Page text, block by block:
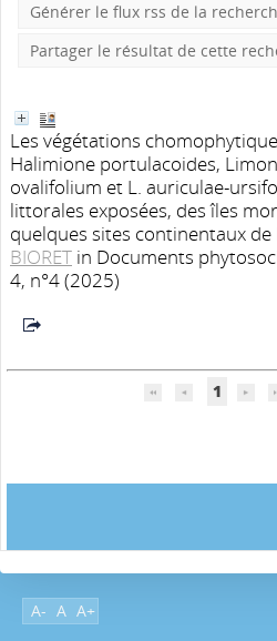
Générer le flux rss de la
Partager le résultat de cette
Les végétations
Halimione portulacoides,
ovalifolium et L. auriculae-
littorales exposées, des îles
quelques sites continentaux
BIORET in Documents
4, n°4 (2025)
1
A- A A+